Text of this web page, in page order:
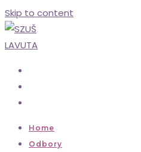
Skip to content
Home
Odbory